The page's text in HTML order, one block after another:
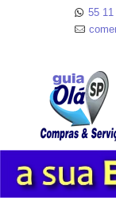
55 11